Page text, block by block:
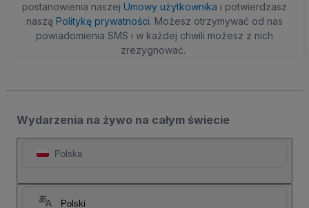
postanowienia naszej Umowy użytkownika i potwierdzasz
naszą Politykę prywatności. Możesz otrzymywać od nas
powiadomienia SMS i w każdej chwili możesz z nich
zrezygnować.
Wydarzenia na żywo na całym świecie
Polska
Polski